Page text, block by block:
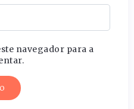
navegador para a